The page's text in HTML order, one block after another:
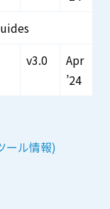
v3.0
Apr
’24
ール情報)